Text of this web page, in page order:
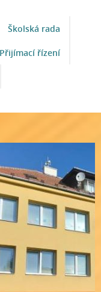
Školská rada
Přijímací řízení